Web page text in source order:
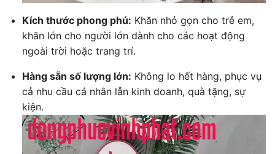
Kích thước phong phú: Khăn nhỏ gọn cho trẻ em,
khăn lớn cho người lớn dành cho các hoạt động
ngoài trời hoặc trang trí.
Hàng sẵn số lượng lớn: Không lo hết hàng, phục vụ
cả nhu cầu cá nhân lẫn kinh doanh, quà tặng, sự
kiện.